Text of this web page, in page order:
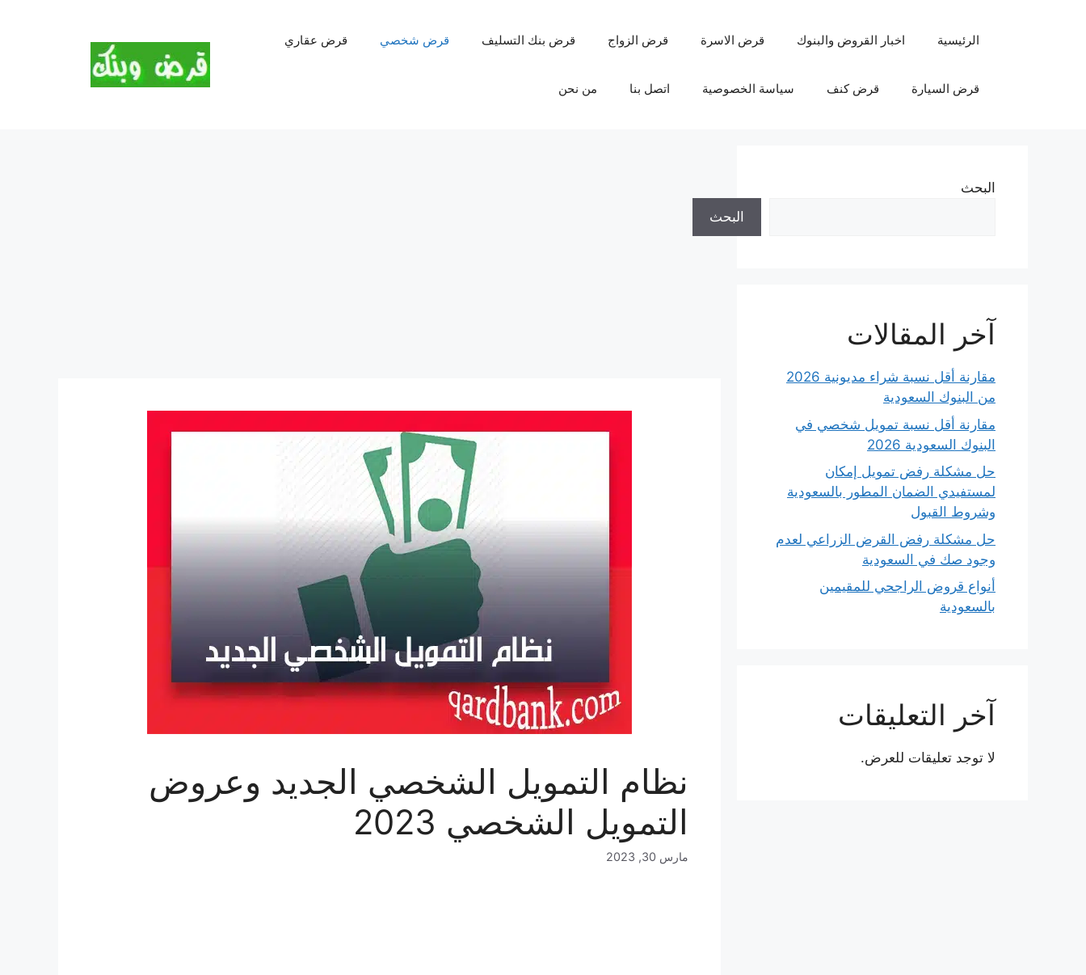
الرئيسية اخبار القروض والبنوك قرض الاسرة قرض الزواج قرض بنك التسليف قرض شخصي قرض عقاري
قرض السيارة قرض كنف سياسة الخصوصية اتصل بنا من نحن
نظام التمويل الشخصي الجديد وعروض
التمويل الشخصي 2023
مارس 30, 2023
البحث
البحث
آخر المقالات
مقارنة أقل نسبة شراء مديونية 2026
من البنوك السعودية
مقارنة أقل نسبة تمويل شخصي في
البنوك السعودية 2026
حل مشكلة رفض تمويل إمكان
لمستفيدي الضمان المطور بالسعودية
وشروط القبول
حل مشكلة رفض القرض الزراعي لعدم
وجود صك في السعودية
أنواع قروض الراجحي للمقيمين
بالسعودية
آخر التعليقات
لا توجد تعليقات للعرض.